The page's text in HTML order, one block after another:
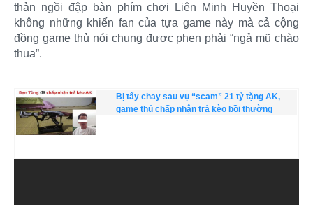
thản ngồi đập bàn phím chơi Liên Minh Huyền Thoại
không những khiến fan của tựa game này mà cả cộng
đồng game thủ nói chung được phen phải “ngả mũ chào
thua”.
Bị tẩy chay sau vụ “scam” 21 tỷ tặng AK,
game thủ chấp nhận trả kèo bồi thường